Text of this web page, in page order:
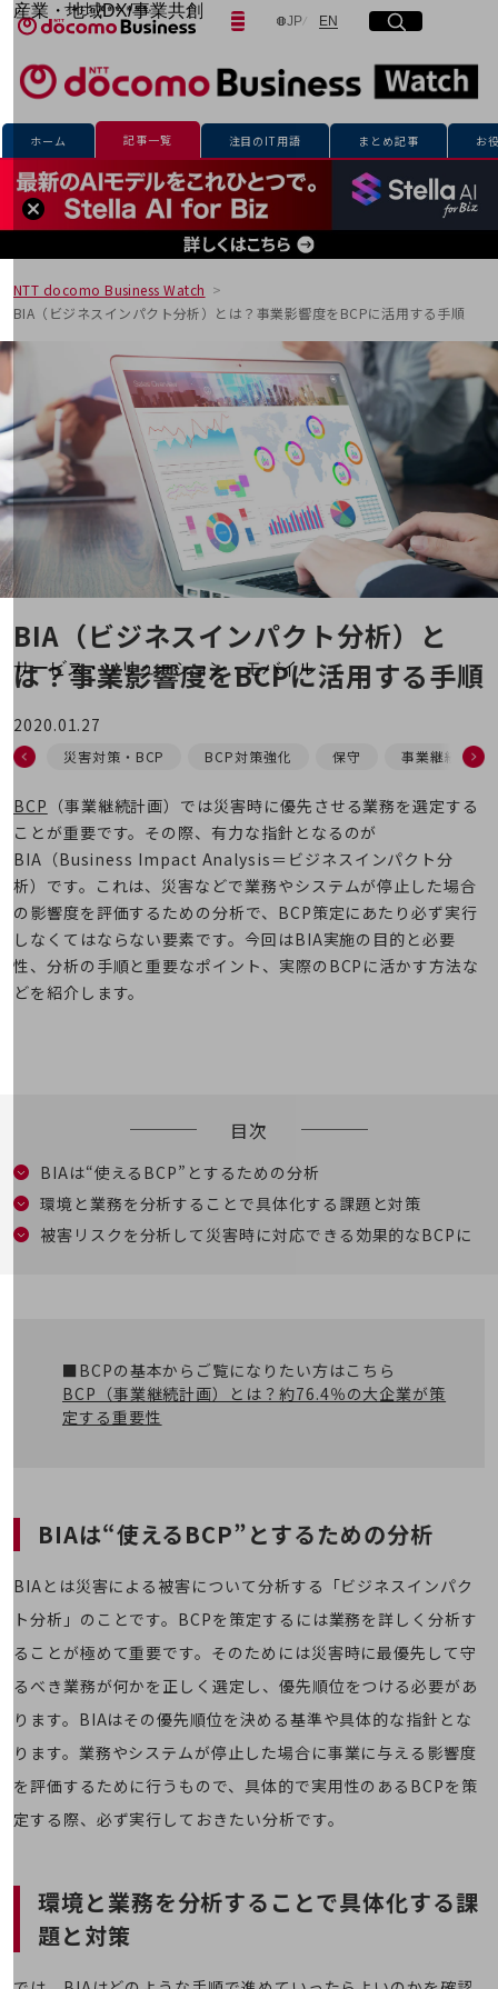
産業・地域DX/事業共創
OPEN HUB for Plural Futures
自律・分散・協調型社会の実現を目指し、
「社会可能性」を探究・実装する事業共創エコシステムです。
イベント/ウェビナー
記事コンテンツ
プレイヤー(カタリスト/パートナー企業)
事例
Smart World
産業・地域DXプラットフォーマーとして
Smart City
Smart Education
Smart Healthcare
Smart Industry
Smart Mobility
Smart Worksite
生成AI(Generative AI)
地域の取り組み
地域社会を支える皆さまと地域課題の解決や
地域経済のさらなる活性化に取り組みます
自治体・地域社会との共創
LGPF(Local Government Platform)
サービス・ソリューション・モバイル
サービス・ソリューションTOP
DXに関する課題を解決する
サービス・ソリューションをご紹介
カテゴリーで探すTOP
ネットワーク・モバイル
クラウド・データセンター
電話・映像コミュニケーション
セキュリティ
5G
運用管理
業務支援・マーケティング
災害対策・BCP
マーケティング
業務効率化
地域共創・地方創生
セキュリティ対策
遠隔監視
顧客体験（CX）改善
人材不足解消
業種・業態で探す
業種・業態で探すTOP
自治体
医療・介護
観光
JP日本語
ENEnglish
サイト内検索
開く
メニュー
開く
フリーワードを入力して探す
フリーワードでNTTドコモビジネスの
検索する
ホーム 記事一覧 注目のIT用語 まとめ記事 お
NTT docomo Business Watch
BIA（ビジネスインパクト分析）とは？事業影響度をBCPに活用する手順
BIA（ビジネスインパクト分析）と
は？事業影響度をBCPに活用する手順
2020.01.27
災害対策・BCP BCP対策強化 保守 事業継続計画
BCP （事業継続計画）では災害時に優先させる業務を選定する
ことが重要です。その際、有力な指針となるのが
BIA（Business Impact Analysis＝ビジネスインパクト分
析）です。これは、災害などで業務やシステムが停止した場合
の影響度を評価するための分析で、BCP策定にあたり必ず実行
しなくてはならない要素です。今回はBIA実施の目的と必要
性、分析の手順と重要なポイント、実際のBCPに活かす方法な
どを紹介します。
目次
BIAは“使えるBCP”とするための分析
環境と業務を分析することで具体化する課題と対策
被害リスクを分析して災害時に対応できる効果的なBCPに
■BCPの基本からご覧になりたい方はこちら
BCP（事業継続計画）とは？約76.4％の大企業が策
定する重要性
BIAは“使えるBCP”とするための分析
BIAとは災害による被害について分析する「ビジネスインパク
ト分析」のことです。BCPを策定するには業務を詳しく分析す
ることが極めて重要です。そのためには災害時に最優先して守
るべき業務が何かを正しく選定し、優先順位をつける必要があ
ります。BIAはその優先順位を決める基準や具体的な指針とな
ります。業務やシステムが停止した場合に事業に与える影響度
を評価するために行うもので、具体的で実用性のあるBCPを策
定する際、必ず実行しておきたい分析です。
環境と業務を分析することで具体化する課
題と対策